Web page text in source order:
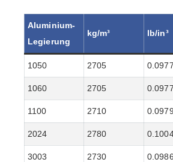
Aluminium-
Legierung
kg/m³ lb/in³
1050 2705 0.0977
1060 2705 0.0977
1100 2710 0.0979
2024 2780
3003 2730 0.0986